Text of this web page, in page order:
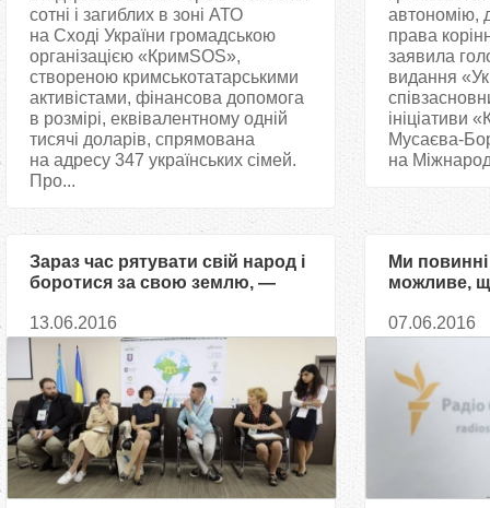
сотні і загиблих в зоні АТО
на Сході України громадською
організацією «КримSOS»,
створеною кримськотатарськими
активістами, фінансова допомога
в розмірі, еквівалентному одній
тисячі доларів, спрямована
на адресу 347 українських сімей.
Про...
автономію,
права
заявила
видання
ініціативи
Мусаєва-
на
Зараз час рятувати свій народ і
боротися за свою землю, —
13.06.2016
Ми
можливе,
Мусаєва-
07.06.2016